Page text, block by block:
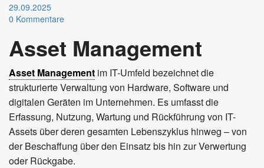
29.09.2025
0 Kommentare
Asset Management
Asset Management im IT-Umfeld bezeichnet die
strukturierte Verwaltung von Hardware, Software und
digitalen Geräten im Unternehmen. Es umfasst die
Erfassung, Nutzung, Wartung und Rückführung von IT-
Assets über deren gesamten Lebenszyklus hinweg – von
der Beschaffung über den Einsatz bis hin zur Verwertung
oder Rückgabe.